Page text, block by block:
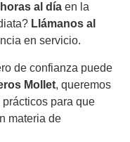
al día en la
Llámanos al
en servicio.
de confianza puede
Mollet, queremos
para que
materia de